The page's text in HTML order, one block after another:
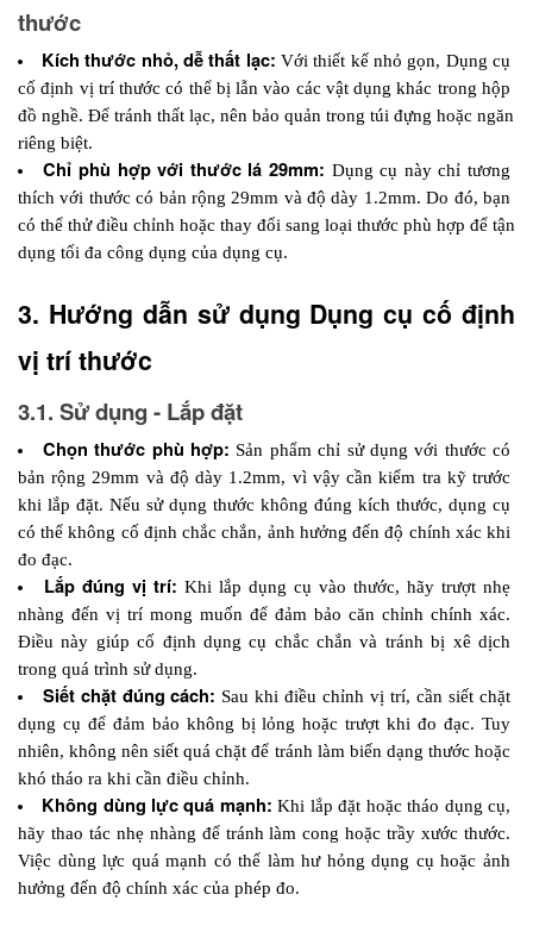
thước
Kích thước nhỏ, dễ thất lạc: Với thiết kế nhỏ gọn, Dụng cụ
cố định vị trí thước có thể bị lẫn vào các vật dụng khác trong hộp
đồ nghề. Để tránh thất lạc, nên bảo quản trong túi đựng hoặc ngăn
riêng biệt.
Chỉ phù hợp với thước lá 29mm: Dụng cụ này chỉ tương
thích với thước có bản rộng 29mm và độ dày 1.2mm. Do đó, bạn
có thể thử điều chỉnh hoặc thay đổi sang loại thước phù hợp để tận
dụng tối đa công dụng của dụng cụ.
3. Hướng dẫn sử dụng Dụng cụ cố định
vị trí thước
3.1. Sử dụng - Lắp đặt
Chọn thước phù hợp: Sản phẩm chỉ sử dụng với thước có
bản rộng 29mm và độ dày 1.2mm, vì vậy cần kiểm tra kỹ trước
khi lắp đặt. Nếu sử dụng thước không đúng kích thước, dụng cụ
có thể không cố định chắc chắn, ảnh hưởng đến độ chính xác khi
đo đạc.
Lắp đúng vị trí: Khi lắp dụng cụ vào thước, hãy trượt nhẹ
nhàng đến vị trí mong muốn để đảm bảo căn chỉnh chính xác.
Điều này giúp cố định dụng cụ chắc chắn và tránh bị xê dịch
trong quá trình sử dụng.
Siết chặt đúng cách: Sau khi điều chỉnh vị trí, cần siết chặt
dụng cụ để đảm bảo không bị lỏng hoặc trượt khi đo đạc. Tuy
nhiên, không nên siết quá chặt để tránh làm biến dạng thước hoặc
khó tháo ra khi cần điều chỉnh.
Không dùng lực quá mạnh: Khi lắp đặt hoặc tháo dụng cụ,
hãy thao tác nhẹ nhàng để tránh làm cong hoặc trầy xước thước.
Việc dùng lực quá mạnh có thể làm hư hỏng dụng cụ hoặc ảnh
hưởng đến độ chính xác của phép đo.